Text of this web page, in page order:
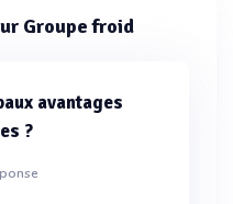
Groupe froid
avantages
?